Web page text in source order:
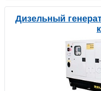
Дизельный